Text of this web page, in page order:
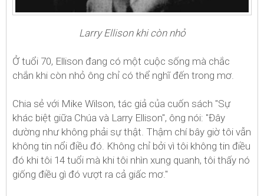
Larry Ellison khi còn nhỏ
Ở tuổi 70, Ellison đang có một cuộc sống mà chắc
chắn khi còn nhỏ ông chỉ có thể nghĩ đến trong mơ.
Chia sẻ với Mike Wilson, tác giả của cuốn sách "Sự
khác biệt giữa Chúa và Larry Ellison", ông nói: "Đây
dường như không phải sự thật. Thậm chí bây giờ tôi vẫn
không tin nổi điều đó. Không chỉ bởi vì tôi không tin điều
đó khi tôi 14 tuổi mà khi tôi nhìn xung quanh, tôi thấy nó
giống điều gì đó vượt ra cả giấc mơ."